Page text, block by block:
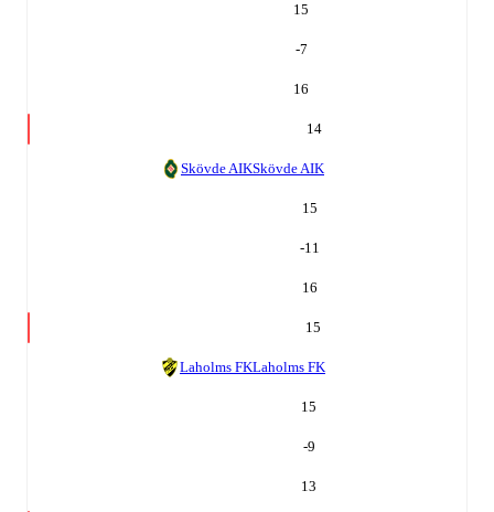
15
-7
16
14
Skövde AIKSkövde AIK
15
-11
16
15
Laholms FKLaholms FK
15
-9
13